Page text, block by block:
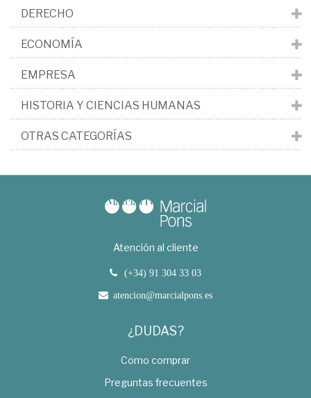
DERECHO
ECONOMÍA
EMPRESA
HISTORIA Y CIENCIAS HUMANAS
OTRAS CATEGORÍAS
Atención al cliente
(+34) 91 304 33 03
atencion@marcialpons.es
¿DUDAS?
Como comprar
Preguntas frecuentes